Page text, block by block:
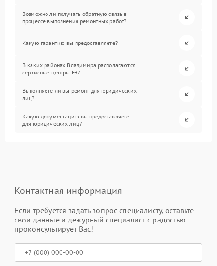
Возможно ли получать обратную связь в
процессе выполнения ремонтных работ?
Какую гарантию вы предоставляете?
В каких районах Владимира располагаются
сервисные центры F+?
Выполняете ли вы ремонт для юридических
лиц?
Какую документацию вы предоставляете
для юридических лиц?
Контактная информация
Если требуется задать вопрос специалисту, оставьте
свои данные и дежурный специалист с радостью
проконсультирует Вас!